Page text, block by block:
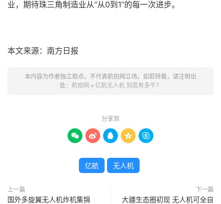
业，期待珠三角制造业从“从0到1”的每一次进步。
本文来源：南方日报
本内容为作者独立观点，不代表航拍网立场。如若转载，请注明出
处： 航拍网 » 亿航无人机 到底有多牛？
分享到
    
亿航 无人机
上一篇
国外多旋翼无人机炸机集锦
下一篇
大疆生态圈初现 无人机可全自